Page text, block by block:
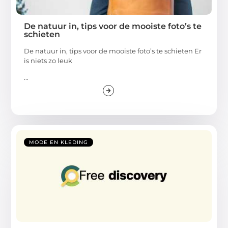
De natuur in, tips voor de mooiste foto’s te
schieten
De natuur in, tips voor de mooiste foto’s te schieten Er
is niets zo leuk
...
MODE EN KLEDING